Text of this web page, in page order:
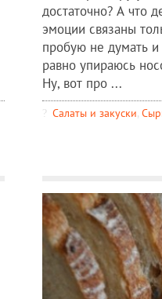
достаточно? А что
эмоции связаны
пробую не думать и
равно упираюсь
Ну, вот про ...
Салаты и закуски,